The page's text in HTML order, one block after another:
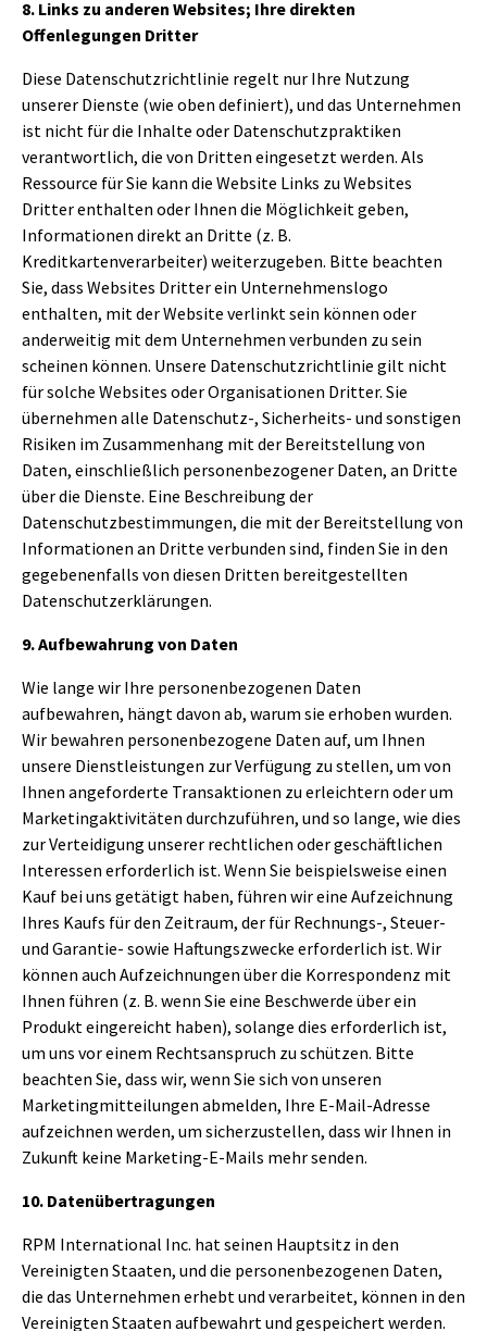
8. Links zu anderen Websites; Ihre direkten
Offenlegungen Dritter
Diese Datenschutzrichtlinie regelt nur Ihre Nutzung
unserer Dienste (wie oben definiert), und das Unternehmen
ist nicht für die Inhalte oder Datenschutzpraktiken
verantwortlich, die von Dritten eingesetzt werden. Als
Ressource für Sie kann die Website Links zu Websites
Dritter enthalten oder Ihnen die Möglichkeit geben,
Informationen direkt an Dritte (z. B.
Kreditkartenverarbeiter) weiterzugeben. Bitte beachten
Sie, dass Websites Dritter ein Unternehmenslogo
enthalten, mit der Website verlinkt sein können oder
anderweitig mit dem Unternehmen verbunden zu sein
scheinen können. Unsere Datenschutzrichtlinie gilt nicht
für solche Websites oder Organisationen Dritter. Sie
übernehmen alle Datenschutz-, Sicherheits- und sonstigen
Risiken im Zusammenhang mit der Bereitstellung von
Daten, einschließlich personenbezogener Daten, an Dritte
über die Dienste. Eine Beschreibung der
Datenschutzbestimmungen, die mit der Bereitstellung von
Informationen an Dritte verbunden sind, finden Sie in den
gegebenenfalls von diesen Dritten bereitgestellten
Datenschutzerklärungen.
9. Aufbewahrung von Daten
Wie lange wir Ihre personenbezogenen Daten
aufbewahren, hängt davon ab, warum sie erhoben wurden.
Wir bewahren personenbezogene Daten auf, um Ihnen
unsere Dienstleistungen zur Verfügung zu stellen, um von
Ihnen angeforderte Transaktionen zu erleichtern oder um
Marketingaktivitäten durchzuführen, und so lange, wie dies
zur Verteidigung unserer rechtlichen oder geschäftlichen
Interessen erforderlich ist. Wenn Sie beispielsweise einen
Kauf bei uns getätigt haben, führen wir eine Aufzeichnung
Ihres Kaufs für den Zeitraum, der für Rechnungs-, Steuer-
und Garantie- sowie Haftungszwecke erforderlich ist. Wir
können auch Aufzeichnungen über die Korrespondenz mit
Ihnen führen (z. B. wenn Sie eine Beschwerde über ein
Produkt eingereicht haben), solange dies erforderlich ist,
um uns vor einem Rechtsanspruch zu schützen. Bitte
beachten Sie, dass wir, wenn Sie sich von unseren
Marketingmitteilungen abmelden, Ihre E-Mail-Adresse
aufzeichnen werden, um sicherzustellen, dass wir Ihnen in
Zukunft keine Marketing-E-Mails mehr senden.
10. Datenübertragungen
RPM International Inc. hat seinen Hauptsitz in den
Vereinigten Staaten, und die personenbezogenen Daten,
die das Unternehmen erhebt und verarbeitet, können in den
Vereinigten Staaten aufbewahrt und gespeichert werden.